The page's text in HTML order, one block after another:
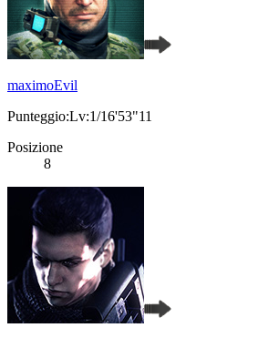
maximoEvil
Punteggio:Lv:1/16'53"11
Posizione
8